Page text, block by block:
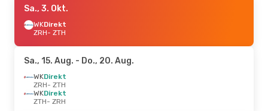
Sa., 3. Okt.
WKDirekt
ZRH- ZTH
Sa., 15. Aug. - Do., 20. Aug.
WKDirekt
ZRH- ZTH
WKDirekt
ZTH- ZRH